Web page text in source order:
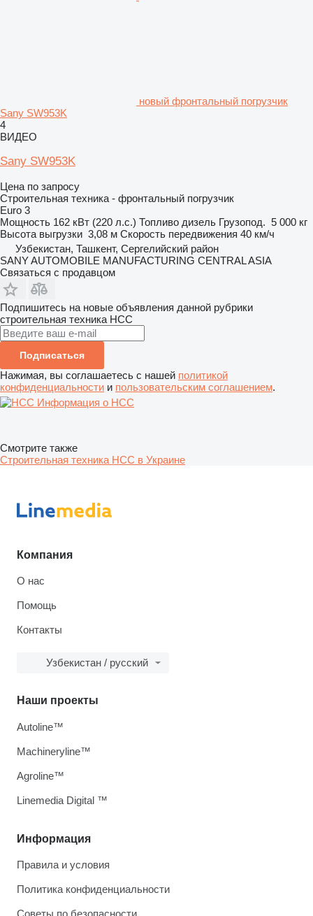
новый фронтальный погрузчик
Sany SW953K
4
ВИДЕО
Sany SW953K
Цена по запросу
Строительная техника - фронтальный погрузчик
Euro 3
Мощность 162 кВт (220 л.с.) Топливо дизель Грузопод. 5 000 кг
Высота выгрузки 3,08 м Скорость передвижения 40 км/ч
Узбекистан, Ташкент, Сергелийский район
SANY AUTOMOBILE MANUFACTURING CENTRAL ASIA
Связаться с продавцом
Подпишитесь на новые объявления данной рубрики
строительная техника НСС
Подписаться
Нажимая, вы соглашаетесь с нашей политикой
конфиденциальности и пользовательским соглашением.
Информация о НСС
Смотрите также
Строительная техника НСС в Украине
Компания
О нас
Помощь
Контакты
Узбекистан / русский
Информация
Правила и условия
Политика конфиденциальности
Советы по безопасности
Наши проекты
Autoline™
Machineryline™
Agroline™
Linemedia Digital ™